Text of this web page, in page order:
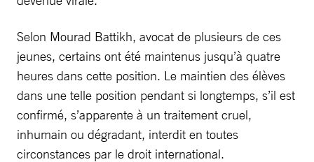
Selon Mourad Battikh, avocat de plusieurs de ces
jeunes, certains ont été maintenus jusqu’à quatre
heures dans cette position. Le maintien des élèves
dans une telle position pendant si longtemps, s’il est
confirmé, s’apparente à un traitement cruel,
inhumain ou dégradant, interdit en toutes
circonstances par le droit international.